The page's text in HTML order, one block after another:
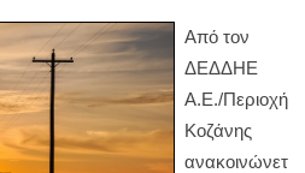
Από τον
ΔΕΔΔΗΕ
Α.Ε./Περιοχή
Κοζάνης
ανακοινώνετ